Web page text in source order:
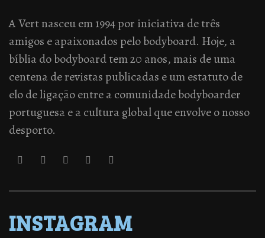
A Vert nasceu em 1994 por iniciativa de três
amigos e apaixonados pelo bodyboard. Hoje, a
bíblia do bodyboard tem 20 anos, mais de uma
centena de revistas publicadas e um estatuto de
elo de ligação entre a comunidade bodyboarder
portuguesa e a cultura global que envolve o nosso
desporto.
INSTAGRAM